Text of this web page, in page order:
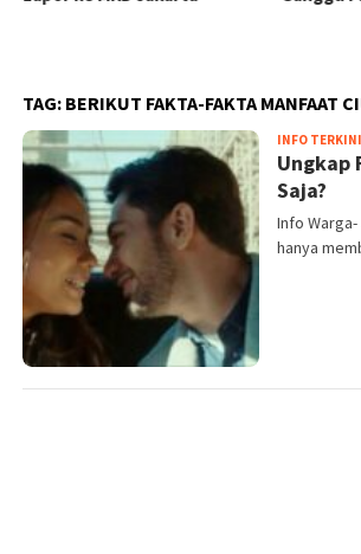
TAG: BERIKUT FAKTA-FAKTA MANFAAT
INFO TERKINI
Ungkap
Saja?
Info
hanya